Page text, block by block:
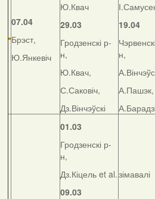
07.04
Брэст,
Ю.Янкевіч
Ю.Квач
29.03
Гродзенскі р-
н,
Ю.Квач,
С.Саковіч,
Дз.Вінчэўскі
19.04
н,
А.Пашэк,
01.03
Гродзенскі р-
н,
Дз.Кіцель et al.
09.03
зімавалі